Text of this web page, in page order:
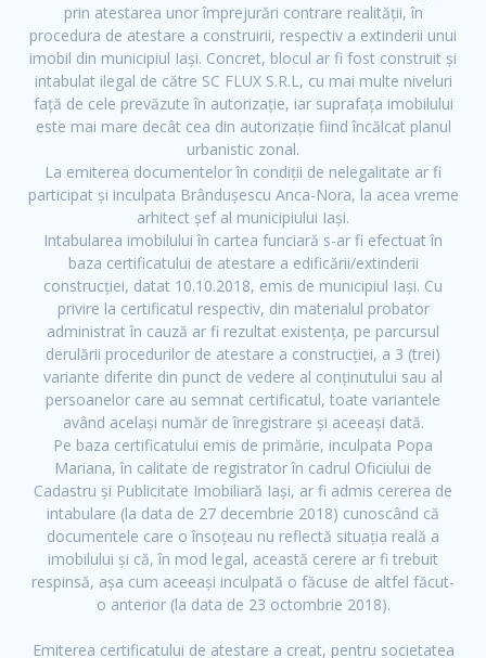
prin atestarea unor împrejurări contrare realității, în
procedura de atestare a construirii, respectiv a extinderii unui
imobil din municipiul Iași. Concret, blocul ar fi fost construit și
intabulat ilegal de către SC FLUX S.R.L, cu mai multe niveluri
față de cele prevăzute în autorizație, iar suprafața imobilului
este mai mare decât cea din autorizație fiind încălcat planul
urbanistic zonal.
La emiterea documentelor în condiții de nelegalitate ar fi
participat și inculpata Brândușescu Anca-Nora, la acea vreme
arhitect șef al municipiului Iași.
Intabularea imobilului în cartea funciară s-ar fi efectuat în
baza certificatului de atestare a edificării/extinderii
construcției, datat 10.10.2018, emis de municipiul Iași. Cu
privire la certificatul respectiv, din materialul probator
administrat în cauză ar fi rezultat existența, pe parcursul
derulării procedurilor de atestare a construcției, a 3 (trei)
variante diferite din punct de vedere al conținutului sau al
persoanelor care au semnat certificatul, toate variantele
având același număr de înregistrare și aceeași dată.
Pe baza certificatului emis de primărie, inculpata Popa
Mariana, în calitate de registrator în cadrul Oficiului de
Cadastru și Publicitate Imobiliară Iași, ar fi admis cererea de
intabulare (la data de 27 decembrie 2018) cunoscând că
documentele care o însoțeau nu reflectă situația reală a
imobilului și că, în mod legal, această cerere ar fi trebuit
respinsă, așa cum aceeași inculpată o făcuse de altfel făcut-
o anterior (la data de 23 octombrie 2018).
Emiterea certificatului de atestare a creat, pentru societatea
F
a
c
e
b
o
T
w
i
t
t
e
Y
o
u
t
u
b